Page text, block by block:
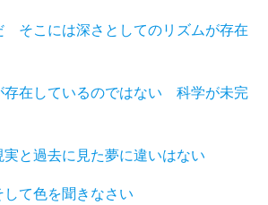
そこには深さとしてのリズムが存在
存在しているのではない 科学が未完
実と過去に見た夢に違いはない
て色を聞きなさい